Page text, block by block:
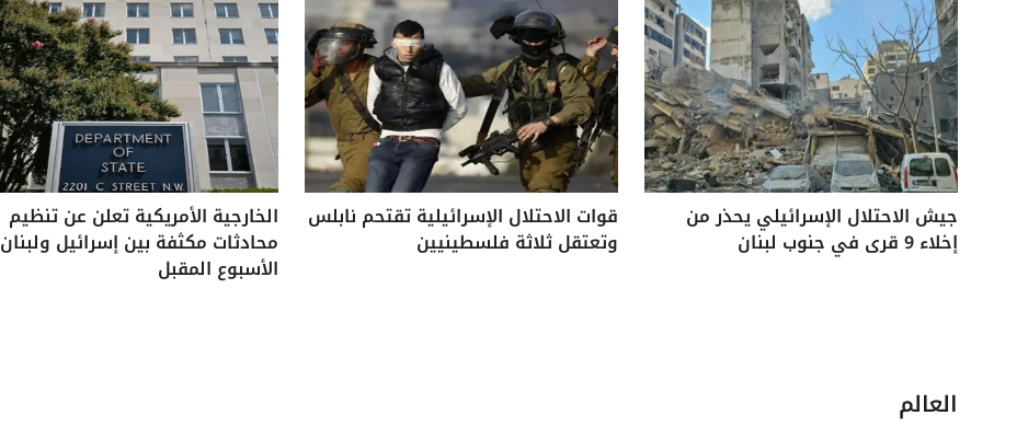
جيش الاحتلال الإسرائيلي يحذر من
إخلاء 9 قرى في جنوب لبنان
قوات الاحتلال الإسرائيلية تقتحم نابلس
وتعتقل ثلاثة فلسطينيين
الخارجية الأمريكية تعلن عن تنظيم
محادثات مكثفة بين إسرائيل ولبنان
الأسبوع المقبل
العالم